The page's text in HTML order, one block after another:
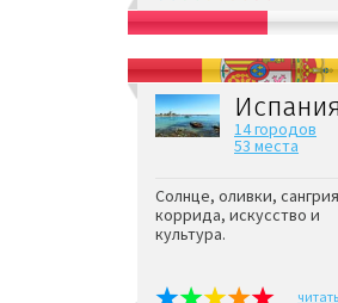
Испания
14 городов
53 места
Солнце, оливки,
коррида, искусство и
культура.